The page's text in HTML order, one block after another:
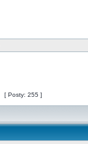
[ Posty: 255 ]